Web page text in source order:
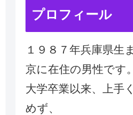
プロフィール
１９８７年兵庫県生
京に在住の男性です。
大学卒業以来、上手
めず、